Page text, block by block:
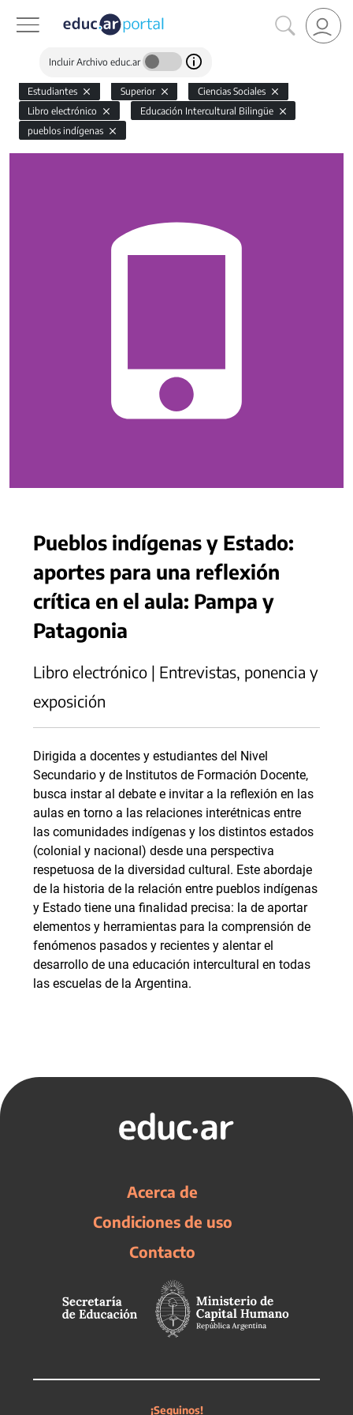
Incluir Archivo educ.ar
Estudiantes Superior
Ciencias Sociales
Libro electrónico
Educación Intercultural Bilingüe
pueblos indígenas
Pueblos indígenas y Estado:
aportes para una reflexión
crítica en el aula: Pampa y
Patagonia
Libro electrónico | Entrevistas, ponencia y
exposición
Dirigida a docentes y estudiantes del Nivel
Secundario y de Institutos de Formación Docente,
busca instar al debate e invitar a la reflexión en las
aulas en torno a las relaciones interétnicas entre
las comunidades indígenas y los distintos estados
(colonial y nacional) desde una perspectiva
respetuosa de la diversidad cultural. Este abordaje
de la historia de la relación entre pueblos indígenas
y Estado tiene una finalidad precisa: la de aportar
elementos y herramientas para la comprensión de
fenómenos pasados y recientes y alentar el
desarrollo de una educación intercultural en todas
las escuelas de la Argentina.
Acerca de
Condiciones de uso
Contacto
¡Seguinos!